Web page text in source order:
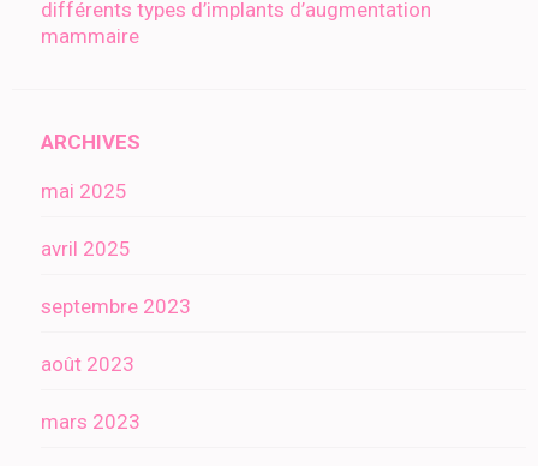
différents types d’implants d’augmentation
mammaire
ARCHIVES
mai 2025
avril 2025
septembre 2023
août 2023
mars 2023